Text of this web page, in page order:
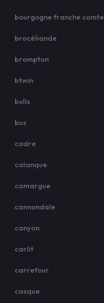
bourgogne franche comte
brocéliande
brompton
btwin
bulls
bus
cadre
calanque
camargue
cannondale
canyon
carlit
carrefour
casque